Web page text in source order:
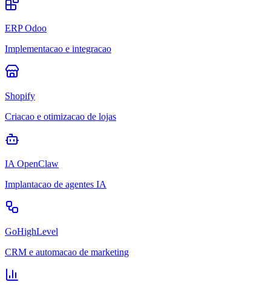
ERP Odoo
Implementacao e integracao
Shopify
Criacao e otimizacao de lojas
IA OpenClaw
Implantacao de agentes IA
GoHighLevel
CRM e automacao de marketing